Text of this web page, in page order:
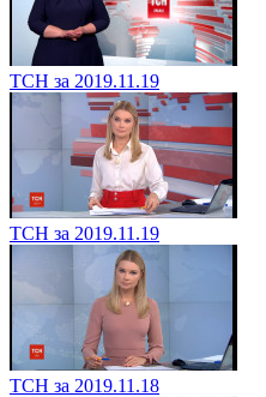
ТСН за 2019.11.19
ТСН за 2019.11.19
ТСН за 2019.11.18